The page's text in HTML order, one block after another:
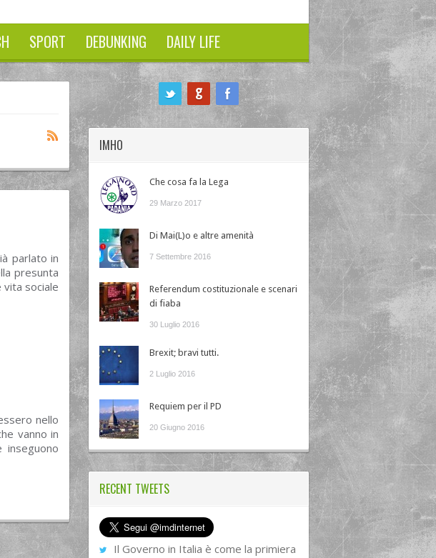
SPORT DEBUNKING DAILY LIFE
parlato in
presunta
sociale
nello
vanno in
IMHO
Che cosa fa la Lega
29 Marzo 2017
Di Mai(L)o e altre amenità
7 Settembre 2016
Referendum costituzionale e scenari
di fiaba
30 Luglio 2016
Brexit; bravi tutti.
2 Luglio 2016
Requiem per il PD
20 Giugno 2016
RECENT TWEETS
Il Governo in Italia è come la primiera